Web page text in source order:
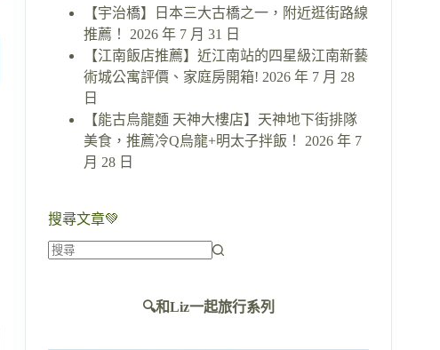
【宇治橋】日本三大古橋之一，附近逛街路線
推薦！
2026 年 7 月 31 日
【江南飯店推薦】近江南站的四星級江南新藝
術城公寓評價、家庭房開箱! 2026 年 7 月 28
日
【能古烏龍麵 天神大樓店】天神地下街排隊
美食，推薦冷Q烏龍+明太子拌飯！
2026 年 7
月 28 日
搜尋文章💚
🔍和Liz一起旅行系列